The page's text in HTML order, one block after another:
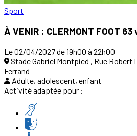
Sport
À VENIR : CLERMONT FOOT 63
Le 02/04/2027 de 19h00 à 22h00
Stade Gabriel Montpied , Rue Robert
Ferrand
Adulte, adolescent, enfant
Activité adaptée pour :